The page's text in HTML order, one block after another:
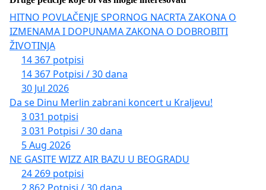
HITNO POVLAČENJE SPORNOG NACRTA ZAKONA O
IZMENAMA I DOPUNAMA ZAKONA O DOBROBITI
ŽIVOTINJA
14 367 potpisi
14 367 Potpisi / 30 dana
30 Jul 2026
Da se Dinu Merlin zabrani koncert u Kraljevu!
3 031 potpisi
3 031 Potpisi / 30 dana
5 Aug 2026
NE GASITE WIZZ AIR BAZU U BEOGRADU
24 269 potpisi